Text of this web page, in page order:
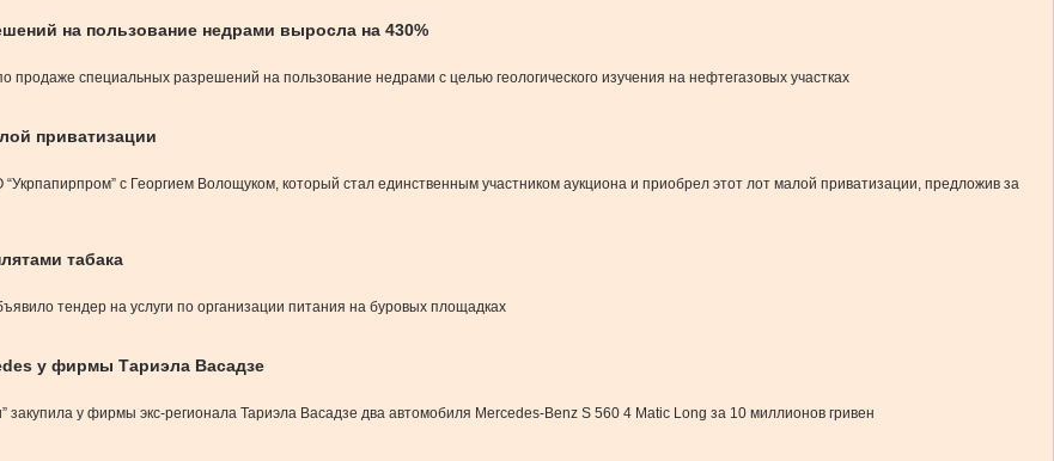
на пользование недрами выросла на 430%
продаже специальных разрешений на пользование недрами с целью геологического изучения на нефтегазовых участках
приватизации
с Георгием Волощуком, который стал единственным участником аукциона и приобрел этот лот малой приватизации, предложив за
табака
тендер на услуги по организации питания на буровых площадках
у фирмы Тариэла Васадзе
закупила у фирмы экс-регионала Тариэла Васадзе два автомобиля Mercedes-Benz S 560 4 Matic Long за 10 миллионов гривен